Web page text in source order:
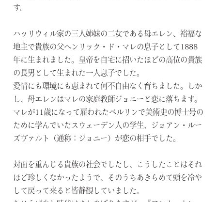
す。
ハッリウィル家の三人姉妹の二女である母エレン、裕福な
地主で貴族の父ヘンリック・ド・マレの息子として1888
年に生まれました。皇帝を自宅に招いたほどの高位の貴族
の長男として生まれた一人息子でした。
愛情にも環境にも恵まれて何不自由なく育ちました。しか
し、母エレンはマレの家庭教師ジョニーと恋に落ちます。
マレが11歳になって雇われたベルリンで美術史の博士号の
ために学んでいたスウェーデン人の学生、ジョアン・ルー
ズヴァルト（通称：ジョニー）が恋の相手でした。
対面を重んじる貴族の社会でしたし、こうしたことはそれ
ほど珍しくなかったようで、そのうちあきらめて頭を冷や
して戻って来ると皆静観していました。